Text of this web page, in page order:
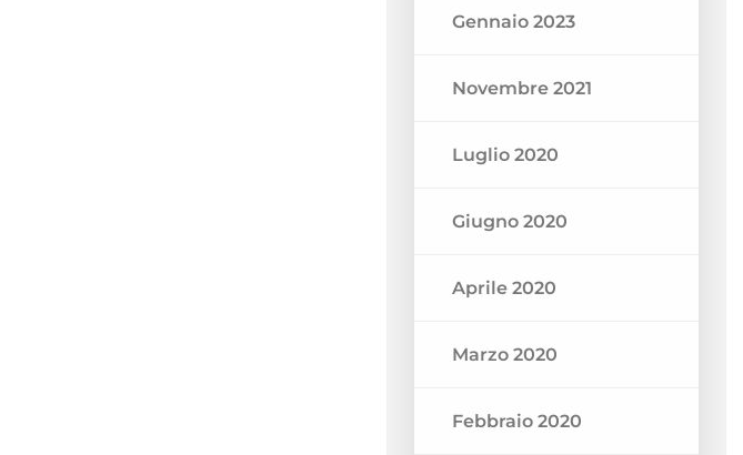
Gennaio 2023
Novembre 2021
Luglio 2020
Giugno 2020
Aprile 2020
Marzo 2020
Febbraio 2020